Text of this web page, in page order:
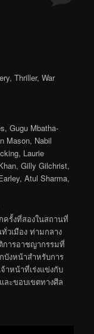
Thriller, War
Gugu Mbatha-
Mason, Nabil
Laurie
Gilly Gilchrist,
Atul Sharma,
ครั้งที่สองในสถานที่
วเมือง ท่ามกลาง
การอาชญากรรมที่
บังหน้าสำหรับการ
าหน้าที่เร่งแข่งกับ
ละขอบเขตทางศีล